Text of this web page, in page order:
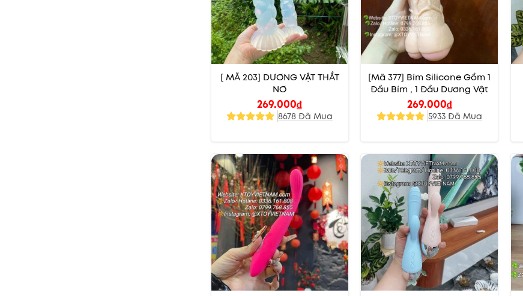
[ MÃ 203] DƯƠNG VẬT THẮT
NƠ
269.000₫
8678 Đã Mua
[Mã 377] Bím Silicone Gồm 1
Đầu Bím , 1 Đầu Dương Vật
269.000₫
5933 Đã Mua